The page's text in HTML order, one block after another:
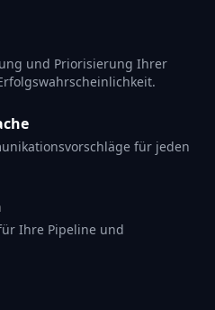
und Priorisierung Ihrer
für jeden
Ihre Pipeline und